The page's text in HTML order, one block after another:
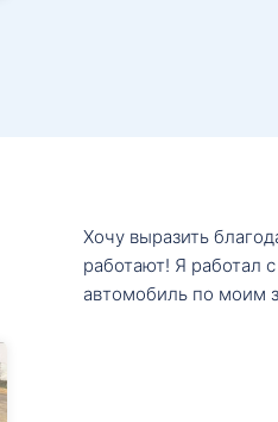
Хочу выразить
работают! Я работал
автомобиль по моим